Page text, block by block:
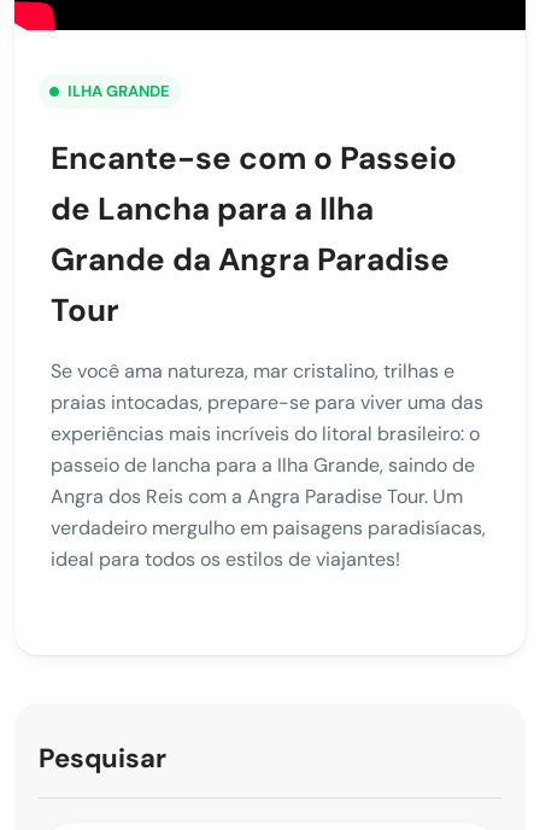
ILHA GRANDE
Encante-se com o Passeio
de Lancha para a Ilha
Grande da Angra Paradise
Tour
Se você ama natureza, mar cristalino, trilhas e
praias intocadas, prepare-se para viver uma das
experiências mais incríveis do litoral brasileiro: o
passeio de lancha para a Ilha Grande, saindo de
Angra dos Reis com a Angra Paradise Tour. Um
verdadeiro mergulho em paisagens paradisíacas,
ideal para todos os estilos de viajantes!
Pesquisar